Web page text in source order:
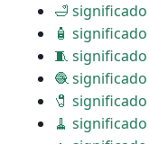
🛁 significado
🧴 significado
🧵 significado
🧶 significado
🧷 significado
🧹 significado